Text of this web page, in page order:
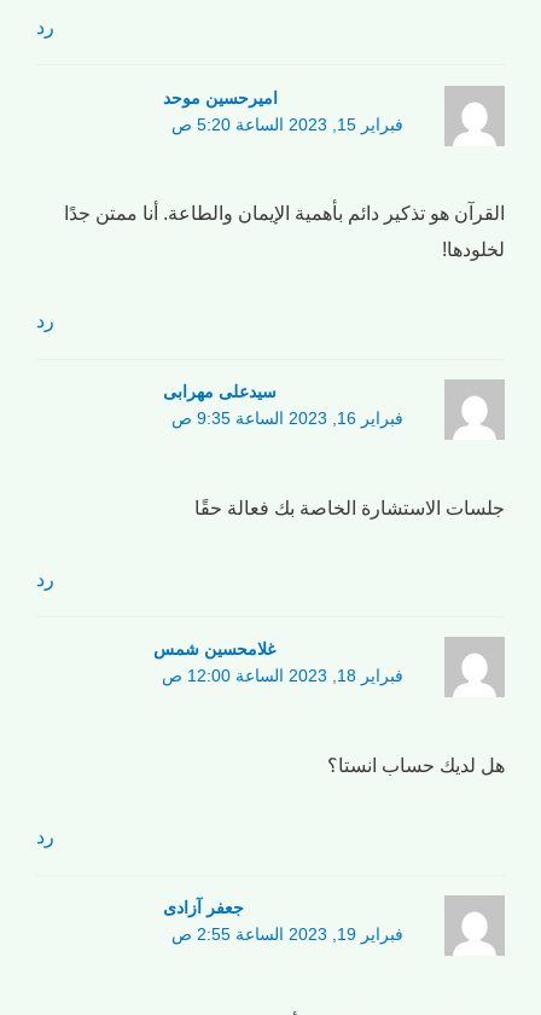
رد
امیرحسین موحد
فبراير 15, 2023 الساعة 5:20 ص
القرآن هو تذكير دائم بأهمية الإيمان والطاعة. أنا ممتن جدًا
لخلودها!
رد
سیدعلی مهرابی
فبراير 16, 2023 الساعة 9:35 ص
جلسات الاستشارة الخاصة بك فعالة حقًا
رد
غلامحسین شمس
فبراير 18, 2023 الساعة 12:00 ص
هل لديك حساب انستا؟
رد
جعفر آزادی
فبراير 19, 2023 الساعة 2:55 ص